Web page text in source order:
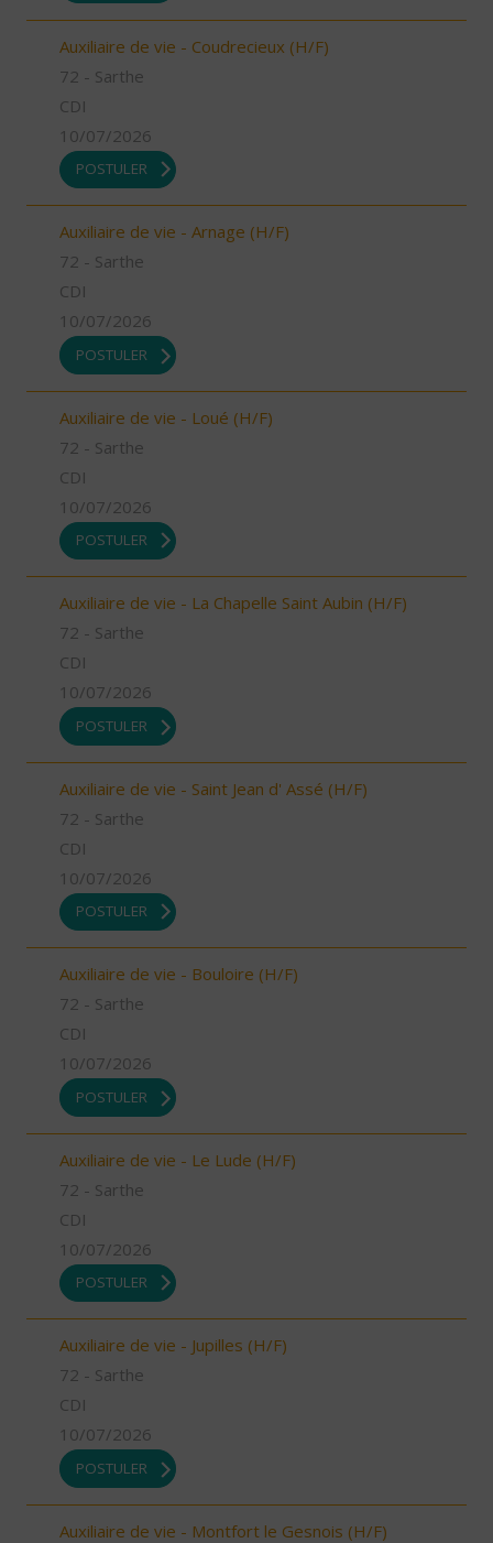
Auxiliaire de vie - Coudrecieux (H/F)
72 - Sarthe
CDI
10/07/2026
POSTULER
Auxiliaire de vie - Arnage (H/F)
72 - Sarthe
CDI
10/07/2026
POSTULER
Auxiliaire de vie - Loué (H/F)
72 - Sarthe
CDI
10/07/2026
POSTULER
Auxiliaire de vie - La Chapelle Saint Aubin (H/F)
72 - Sarthe
CDI
10/07/2026
POSTULER
Auxiliaire de vie - Saint Jean d' Assé (H/F)
72 - Sarthe
CDI
10/07/2026
POSTULER
Auxiliaire de vie - Bouloire (H/F)
72 - Sarthe
CDI
10/07/2026
POSTULER
Auxiliaire de vie - Le Lude (H/F)
72 - Sarthe
CDI
10/07/2026
POSTULER
Auxiliaire de vie - Jupilles (H/F)
72 - Sarthe
CDI
10/07/2026
POSTULER
Auxiliaire de vie - Montfort le Gesnois (H/F)